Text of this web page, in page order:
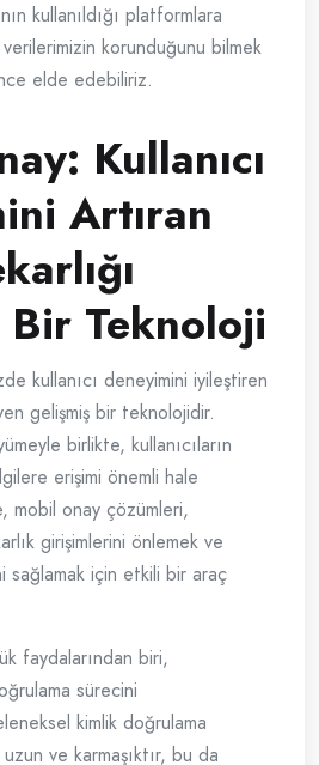
kullanıldığı platformlara
korunduğunu bilmek
elde edebiliriz.
Kullanıcı
Artıran
Teknoloji
kullanıcı deneyimini iyileştiren
gelişmiş bir teknolojidir.
birlikte, kullanıcıların
erişimi önemli hale
mobil onay çözümleri,
girişimlerini önlemek ve
sağlamak için etkili bir araç
faydalarından biri,
sürecini
kimlik doğrulama
ve karmaşıktır, bu da